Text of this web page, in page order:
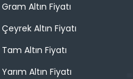
Gram Altın Fiyatı
Çeyrek Altın Fiyatı
Tam Altın Fiyatı
Yarım Altın Fiyatı